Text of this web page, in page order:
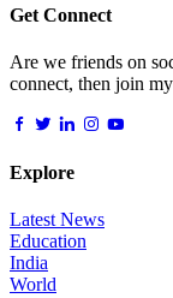
Get Connect
Are we friends on
connect, then join
Explore
Latest News
Education
India
World